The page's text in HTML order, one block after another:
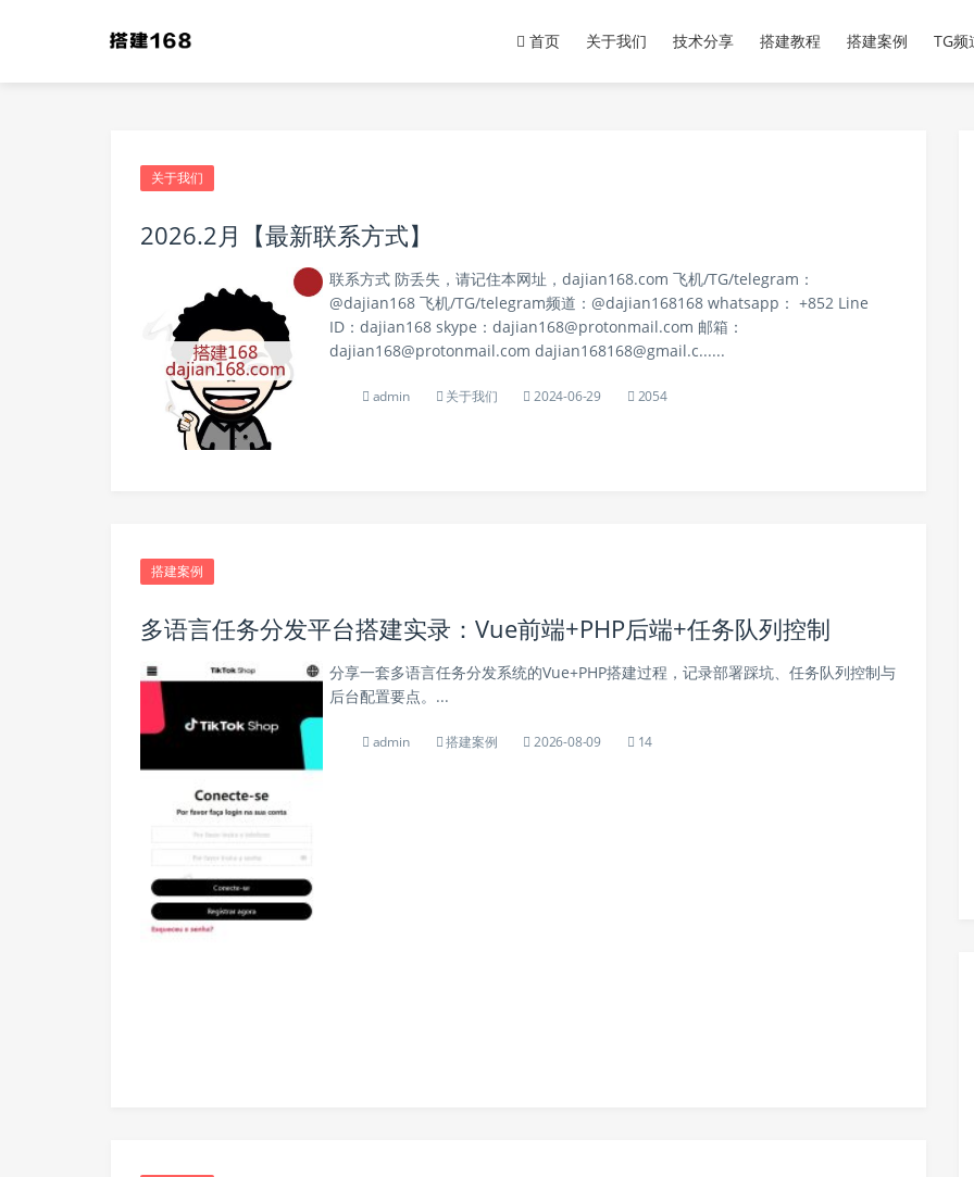
搭建168 - 专业源码下载与网站搭建教程
首页 关于我们 技术分享 搭建教程 搭建案例 TG频
关于我们
2026.2月【最新联系方式】
联系方式 防丢失，请记住本网址，dajian168.com 飞机/TG/telegram：
@dajian168 飞机/TG/telegram频道：@dajian168168 whatsapp： +852 Line
ID：dajian168 skype： dajian168@protonmail.com 邮箱：
dajian168@protonmail.com dajian168168@gmail.c......
admin 关于我们 2024-06-29 2054
搭建案例
多语言任务分发平台搭建实录：Vue前端+PHP后端+任务队列控制
分享一套多语言任务分发系统的Vue+PHP搭建过程，记录部署踩坑、任务队列控制与
后台配置要点。...
admin 搭建案例 2026-08-09 14